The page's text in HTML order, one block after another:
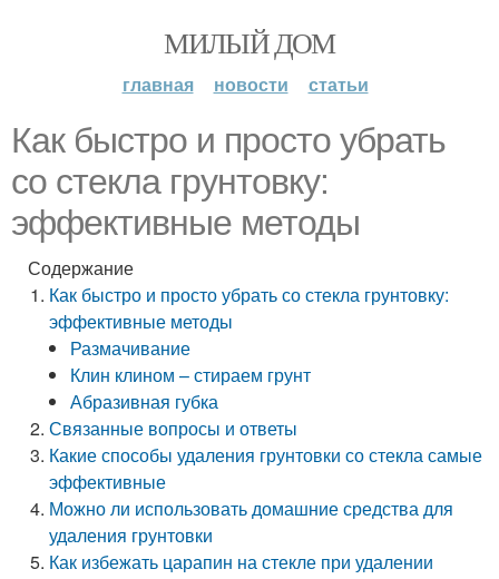
МИЛЫЙ ДОМ
главная новости статьи
Как быстро и просто убрать
со стекла грунтовку:
эффективные методы
Содержание
Как быстро и просто убрать со стекла грунтовку:
эффективные методы
Размачивание
Клин клином – стираем грунт
Абразивная губка
Связанные вопросы и ответы
Какие способы удаления грунтовки со стекла самые
эффективные
Можно ли использовать домашние средства для
удаления грунтовки
Как избежать царапин на стекле при удалении